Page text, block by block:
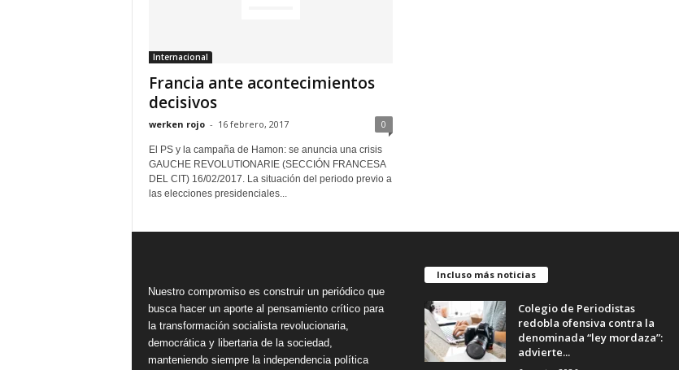
Internacional
Francia ante acontecimientos
decisivos
werken rojo - 16 febrero, 2017 0
El PS y la campaña de Hamon: se anuncia una crisis
GAUCHE REVOLUTIONARIE (SECCIÓN FRANCESA
DEL CIT) 16/02/2017. La situación del periodo previo a
las elecciones presidenciales...
Nuestro compromiso es construir un periódico que
busca hacer un aporte al pensamiento crítico para
la transformación socialista revolucionaria,
democrática y libertaria de la sociedad,
manteniendo siempre la independencia política
Incluso más noticias
Colegio de Periodistas
redobla ofensiva contra la
denominada “ley mordaza”:
advierte...